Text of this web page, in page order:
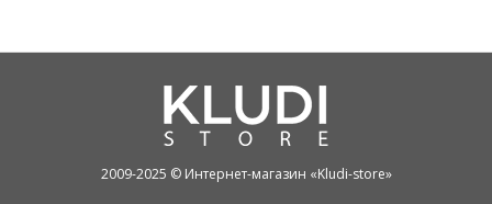
2009-2025 © Интернет-магазин «Kludi-store»